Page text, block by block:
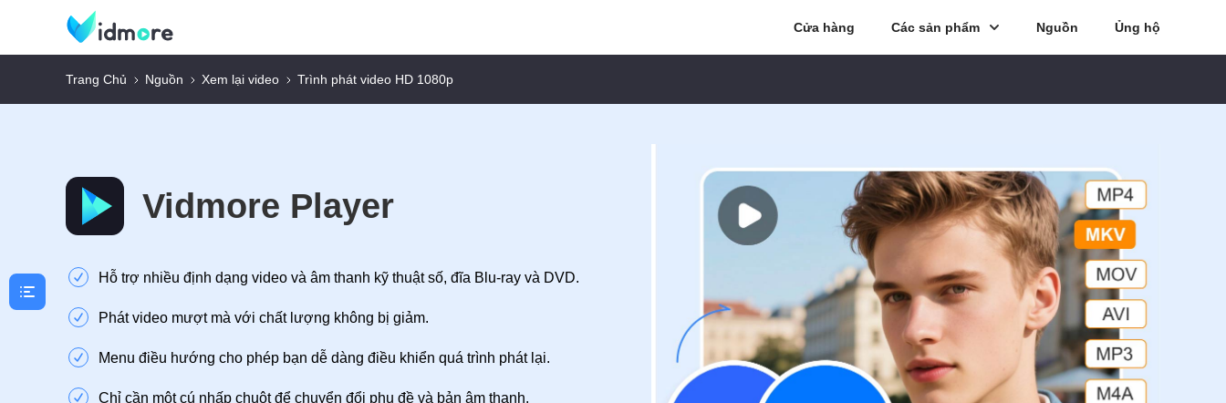
Cửa hàng Các sản phẩm Nguồn Ủng hộ
Trang Chủ Nguồn Xem lại video Trình phát video HD 1080p
Vidmore Player
Hỗ trợ nhiều định dạng video và âm thanh kỹ thuật số, đĩa Blu-ray và DVD.
Phát video mượt mà với chất lượng không bị giảm.
Menu điều hướng cho phép bạn dễ dàng điều khiển quá trình phát lại.
Chỉ cần một cú nhấp chuột để chuyển đổi phụ đề và bản âm thanh.